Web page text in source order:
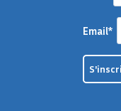
Email*